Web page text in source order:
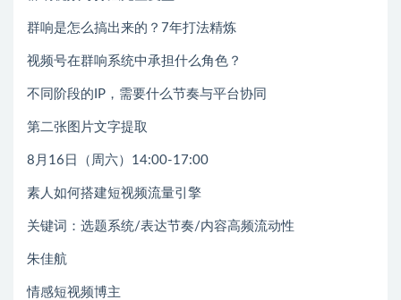
群响是怎么搞出来的？7年打法精炼
视频号在群响系统中承担什么角色？
不同阶段的IP，需要什么节奏与平台协同
第二张图片文字提取
8月16日（周六）14:00-17:00
素人如何搭建短视频流量引擎
关键词：选题系统/表达节奏/内容高频流动性
朱佳航
情感短视频博主